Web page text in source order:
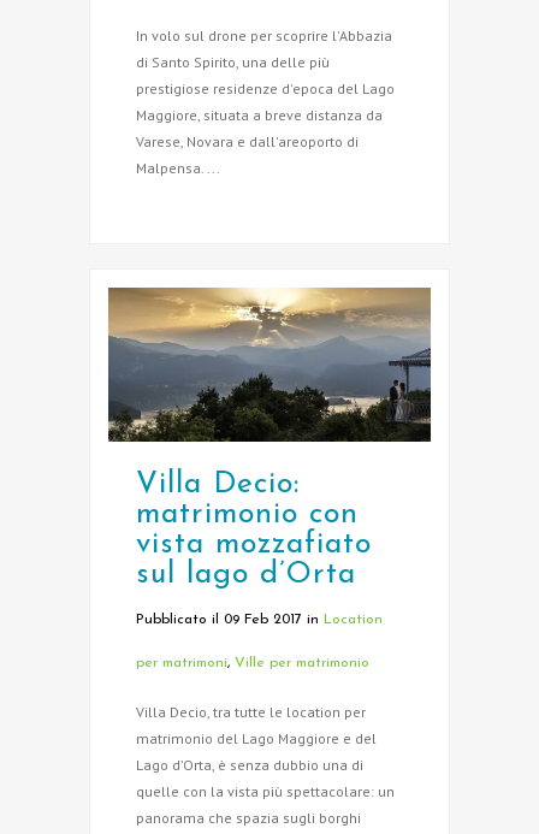
In volo sul drone per scoprire l'Abbazia
di Santo Spirito, una delle più
prestigiose residenze d'epoca del Lago
Maggiore, situata a breve distanza da
Varese, Novara e dall'areoporto di
Malpensa. ...
Villa Decio:
matrimonio con
vista mozzafiato
sul lago d’Orta
Pubblicato il 09 Feb 2017 in Location
per matrimoni, Ville per matrimonio
Villa Decio, tra tutte le location per
matrimonio del Lago Maggiore e del
Lago d’Orta, è senza dubbio una di
quelle con la vista più spettacolare: un
panorama che spazia sugli borghi